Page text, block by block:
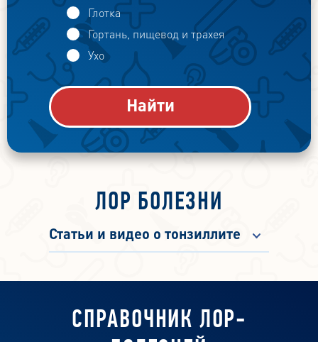
Глотка
Гортань, пищевод и трахея
Ухо
ЛОР БОЛЕЗНИ
Статьи и видео о тонзиллите
СПРАВОЧНИК ЛОР-